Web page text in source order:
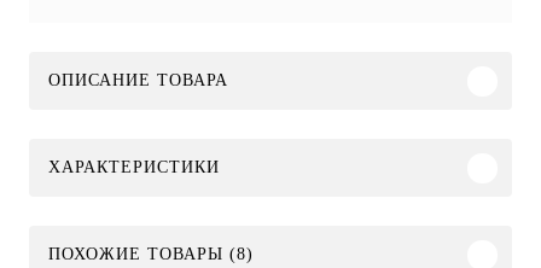
ОПИСАНИЕ ТОВАРА
ХАРАКТЕРИСТИКИ
ПОХОЖИЕ ТОВАРЫ (8)